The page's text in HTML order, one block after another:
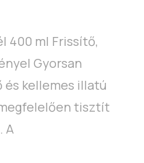
400 ml Frissítő,
Gyorsan
és kellemes illatú
tisztít
A